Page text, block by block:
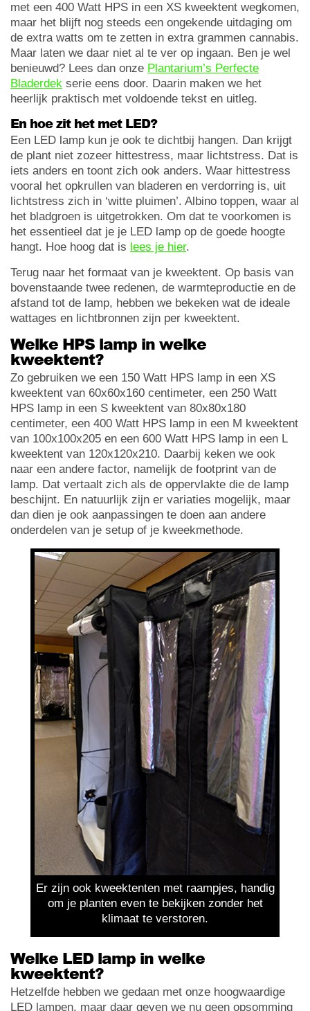
met een 400 Watt HPS in een XS kweektent wegkomen,
maar het blijft nog steeds een ongekende uitdaging om
de extra watts om te zetten in extra grammen cannabis.
Maar laten we daar niet al te ver op ingaan. Ben je wel
benieuwd? Lees dan onze Plantarium’s Perfecte
Bladerdek serie eens door. Daarin maken we het
heerlijk praktisch met voldoende tekst en uitleg.
En hoe zit het met LED?
Een LED lamp kun je ook te dichtbij hangen. Dan krijgt
de plant niet zozeer hittestress, maar lichtstress. Dat is
iets anders en toont zich ook anders. Waar hittestress
vooral het opkrullen van bladeren en verdorring is, uit
lichtstress zich in ‘witte pluimen’. Albino toppen, waar al
het bladgroen is uitgetrokken. Om dat te voorkomen is
het essentieel dat je je LED lamp op de goede hoogte
hangt. Hoe hoog dat is lees je hier.
Terug naar het formaat van je kweektent. Op basis van
bovenstaande twee redenen, de warmteproductie en de
afstand tot de lamp, hebben we bekeken wat de ideale
wattages en lichtbronnen zijn per kweektent.
Welke HPS lamp in welke
kweektent?
Zo gebruiken we een 150 Watt HPS lamp in een XS
kweektent van 60x60x160 centimeter, een 250 Watt
HPS lamp in een S kweektent van 80x80x180
centimeter, een 400 Watt HPS lamp in een M kweektent
van 100x100x205 en een 600 Watt HPS lamp in een L
kweektent van 120x120x210. Daarbij keken we ook
naar een andere factor, namelijk de footprint van de
lamp. Dat vertaalt zich als de oppervlakte die de lamp
beschijnt. En natuurlijk zijn er variaties mogelijk, maar
dan dien je ook aanpassingen te doen aan andere
onderdelen van je setup of je kweekmethode.
Er zijn ook kweektenten met raampjes, handig
om je planten even te bekijken zonder het
klimaat te verstoren.
Welke LED lamp in welke
kweektent?
Hetzelfde hebben we gedaan met onze hoogwaardige
LED lampen, maar daar geven we nu geen opsomming